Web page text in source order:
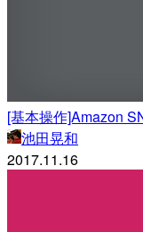
[基本操作]Amazon
池田晃和
2017.11.16